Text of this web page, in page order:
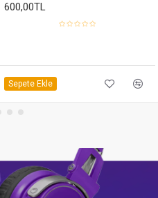
600,00TL
Sepete Ekle